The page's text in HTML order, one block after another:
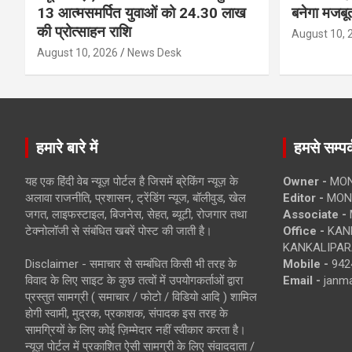
13 आत्मसमर्पित युवाओं को 24.30 लाख
की प्रोत्साहन राशि
August 10, 2026 News Desk
बनेगा
August 10,
हमारे बारे में
यह एक हिंदी वेब न्यूज़ पोर्टल है जिसमें ब्रेकिंग न्यूज़ के
अलावा राजनीति, प्रशासन, ट्रेंडिंग न्यूज, बॉलीवुड, खेल
जगत, लाइफस्टाइल, बिजनेस, सेहत, ब्यूटी, रोजगार तथा
टेक्नोलॉजी से संबंधित खबरें पोस्ट की जाती है।
Disclaimer - समाचार से सम्बंधित किसी भी तरह के
विवाद के लिए साइट के कुछ तत्वों में उपयोगकर्ताओं द्वारा
प्रस्तुत सामग्री ( समाचार / फोटो / विडियो आदि ) शामिल
होगी स्वामी, मुद्रक, प्रकाशक, संपादक इस तरह के
सामग्रियों के लिए कोई ज़िम्मेदार नहीं स्वीकार करता है।
न्यूज़ पोर्टल में प्रकाशित ऐसी सामग्री के लिए संवाददाता /
हमसे
Owner -
Editor -
Associate -
Office -
Mobile -
Email -